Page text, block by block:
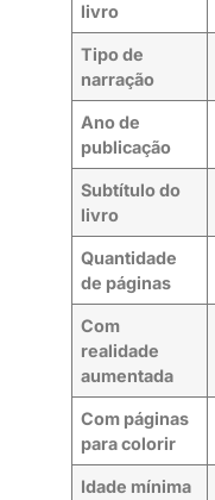
livro
Tipo de
narração
Ano de
publicação
Subtítulo do
livro
Quantidade
de páginas
Com
realidade
aumentada
Com páginas
para colorir
Idade mínima